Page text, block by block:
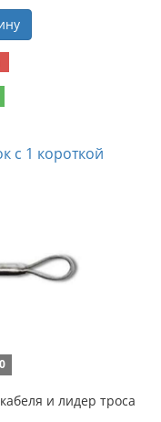
с 1 короткой
и лидер троса